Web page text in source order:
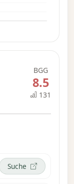
BGG
8.5
131
Suche